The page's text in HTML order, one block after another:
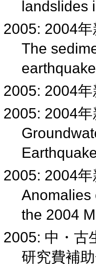
landslides
2005: 2004
The
2005: 2004
2005: 2004
2005: 2004
Anomalies
the 2004
2005: 中・古
研究費補